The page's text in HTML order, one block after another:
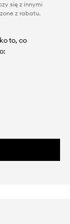
się z innymi
z rabatu.
to, co